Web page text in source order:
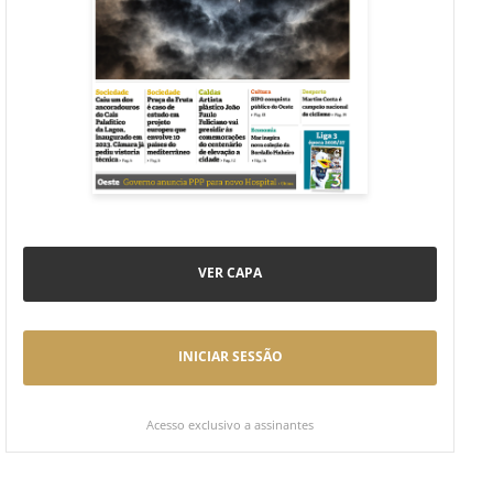
VER CAPA
INICIAR SESSÃO
Acesso exclusivo a assinantes